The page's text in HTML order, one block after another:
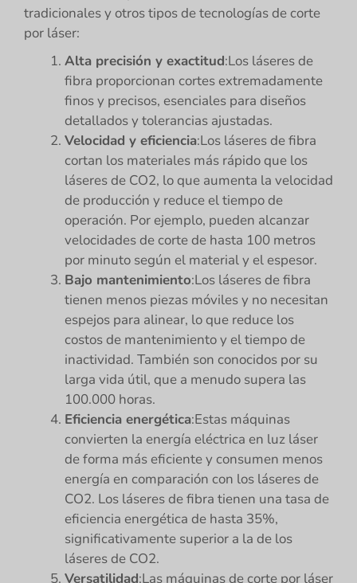
tradicionales y otros tipos de tecnologías de corte
por láser:
Alta precisión y exactitud:Los láseres de
fibra proporcionan cortes extremadamente
finos y precisos, esenciales para diseños
detallados y tolerancias ajustadas.
Velocidad y eficiencia:Los láseres de fibra
cortan los materiales más rápido que los
láseres de CO2, lo que aumenta la velocidad
de producción y reduce el tiempo de
operación. Por ejemplo, pueden alcanzar
velocidades de corte de hasta 100 metros
por minuto según el material y el espesor.
Bajo mantenimiento:Los láseres de fibra
tienen menos piezas móviles y no necesitan
espejos para alinear, lo que reduce los
costos de mantenimiento y el tiempo de
inactividad. También son conocidos por su
larga vida útil, que a menudo supera las
100.000 horas.
Eficiencia energética:Estas máquinas
convierten la energía eléctrica en luz láser
de forma más eficiente y consumen menos
energía en comparación con los láseres de
CO2. Los láseres de fibra tienen una tasa de
eficiencia energética de hasta 35%,
significativamente superior a la de los
láseres de CO2.
Versatilidad:Las máquinas de corte por láser